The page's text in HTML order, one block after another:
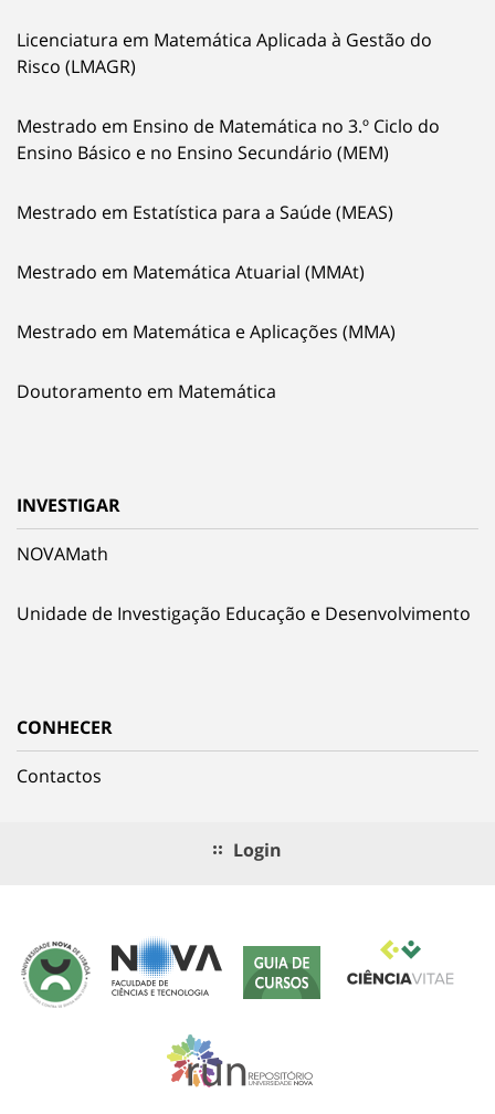
Licenciatura em Matemática Aplicada à Gestão do
Risco (LMAGR)
Mestrado em Ensino de Matemática no 3.º Ciclo do
Ensino Básico e no Ensino Secundário (MEM)
Mestrado em Estatística para a Saúde (MEAS)
Mestrado em Matemática Atuarial (MMAt)
Mestrado em Matemática e Aplicações (MMA)
Doutoramento em Matemática
INVESTIGAR
NOVAMath
Unidade de Investigação Educação e Desenvolvimento
CONHECER
Contactos
Login